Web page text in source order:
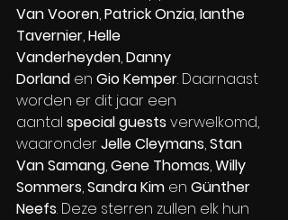
Van Vooren, Patrick Onzia, Ianthe
Tavernier, Helle
Vanderheyden, Danny
Dorland en Gio Kemper. Daarnaast
worden er dit jaar een
aantal special guests verwelkomd,
waaronder Jelle Cleymans, Stan
Van Samang, Gene Thomas, Willy
Sommers, Sandra Kim en Günther
Neefs. Deze sterren zullen elk hun